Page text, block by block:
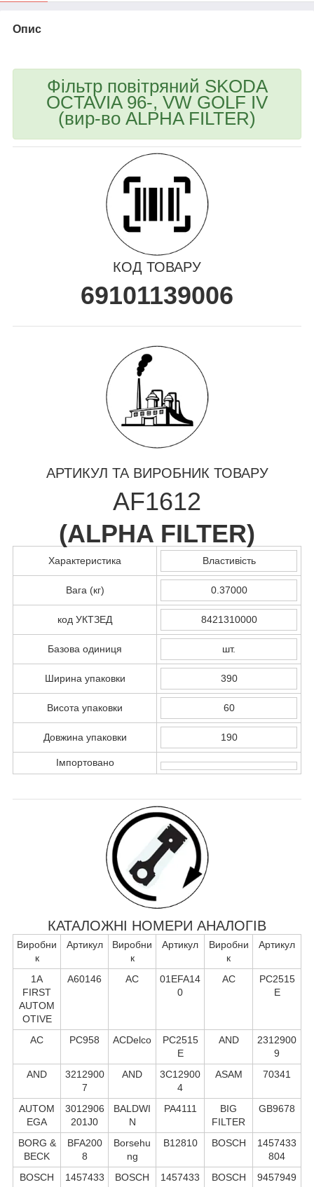
Опис
Фільтр повітряний SKODA
OCTAVIA 96-, VW GOLF IV
(вир-во ALPHA FILTER)
КОД ТОВАРУ
69101139006
АРТИКУЛ ТА ВИРОБНИК ТОВАРУ
AF1612
(ALPHA FILTER)
Характеристика Властивість
Вага (кг) 0.37000
код УКТЗЕД 8421310000
Базова одиниця шт.
Ширина упаковки 390
Висота упаковки 60
Довжина упаковки 190
Імпортовано
КАТАЛОЖНІ НОМЕРИ АНАЛОГІВ
Виробни
к
Артикул
Виробни
к
Артикул
Виробни
к
Артикул
1A
FIRST
AUTOM
OTIVE
A60146 AC
01EFA14
0
AC
PC2515
E
AC PC958 ACDelco
PC2515
E
AND
2312900
9
AND
3212900
7
AND
3C12900
4
ASAM 70341
AUTOM
EGA
3012906
201J0
BALDWI
N
PA4111
BIG
FILTER
GB9678
BORG &
BECK
BFA200
8
Borsehu
ng
B12810 BOSCH
1457433
804
BOSCH
1457433
BOSCH
1457433
BOSCH
9457949